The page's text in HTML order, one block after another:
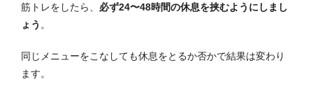
筋トレをしたら、 必ず24〜48時間の休息を挟むようにしまし
ょう 。
同じメニューをこなしても休息をとるか否かで結果は変わり
ます。